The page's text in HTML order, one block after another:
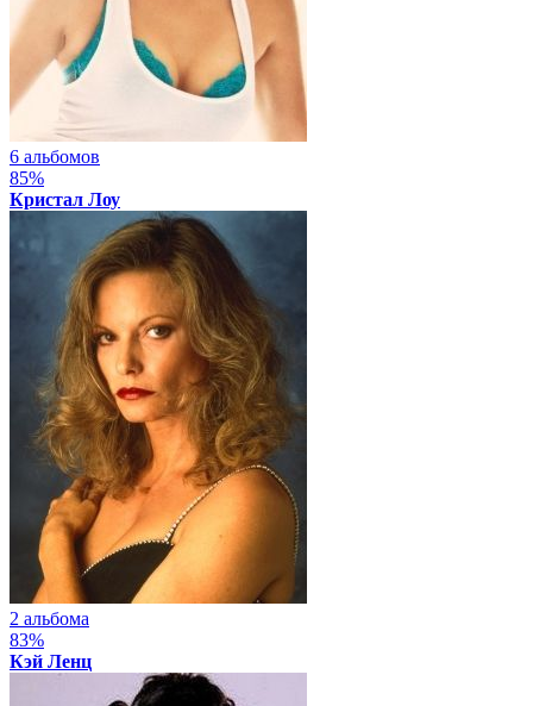
6 альбомов
85%
Кристал Лоу
2 альбома
83%
Кэй Ленц